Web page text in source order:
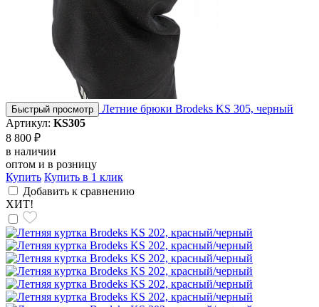
Быстрый просмотр
Летние брюки Brodeks KS 305, черный
Артикул: KS305
8 800 ₽
в наличии
оптом и в розницу
Купить Купить в 1 клик
Добавить к сравнению
ХИТ!